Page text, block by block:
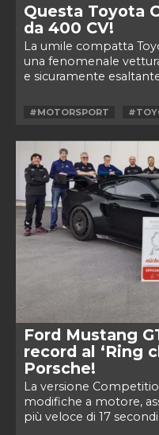
Questa Toyota
da 400 CV!
La umile compatta
una fenomenale
e sicuramente
#MOTORSPORT
Ford Mustang
record al ‘Ring
Porsche!
La versione
modifiche a motore,
più veloce di 17 secondi